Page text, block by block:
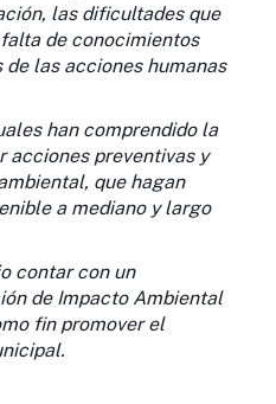
las dificultades que
de conocimientos
las acciones humanas
han comprendido la
acciones preventivas y
que hagan
a mediano y largo
contar con un
de Impacto Ambiental
fin promover el